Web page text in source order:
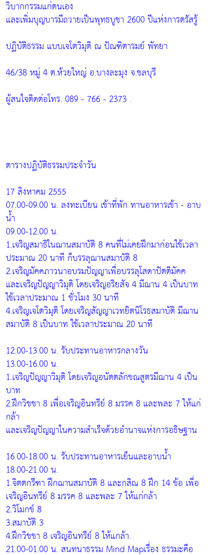
วิบากกรรมแก่ตนเอง
และเพิ่มบุญบารมีถวายเป็นพุทธบูชา 2600 ปีแห่งการตรัสรู้
ปฏิบัติธรรม แบบเจโตวิมุติ ณ ปัณฑิตารมย์ พัทยา
46/38 หมู่ 4 ต.ห้วยใหญ่ อ.บางละมุง จ.ชลบุรี
ผู้สนใจติดต่อโทร. 089 - 766 - 2373 .
ตารางปฏิบัติธรรมประจำวัน
17 สิงหาคม 2555
07.00-09.00 น. ลงทะเบียน เข้าที่พัก ทานอาหารเช้า - อาบ
น้ำ
09.00-12.00 น.
1.เจริญสมาธิในฌานสมาบัติ 8 คนที่ไม่เคยฝึกมาก่อนใช้เวลา
ประมาณ 20 นาที ก็บรรลุฌานสมาบัติ 8
2.เจริญมัคคภาวนาอบรมปัญญาเพื่อบรรลุโสดาปัตติมัคค
และเจริญปัญญาวิมุติ โดยเจริญอริยสัจ 4 มีฌาน 4 เป็นบาท
ใช้เวลาประมาณ 1 ชั่วโมง 30 นาที
4.เจริญเจโตวิมุติ โดยเจริญสัญญาเวทยิตนิโรธสมาบัติ มีฌาน
สมาบัติ 8 เป็นบาท ใช้เวลาประมาณ 20 นาที
12.00-13.00 น. รับประทานอาหารกลางวัน
13.00-16.00 น.
1.เจริญปัญญาวิมุติ โดยเจริญอนัตตลักขณสูตรมีฌาน 4 เป็น
บาท
2.ฝึกวิชชา 8 เพื่อเจริญอินทรีย์ 8 มรรค 8 และพละ 7 ให้แก่
กล้า
และเจริญปัญญาในความสำเร็จด้วยอำนาจแห่งการอธิษฐาน
16.00-18.00 น. รับประทานอาหารเย็นและอาบน้ำ
18.00-21.00 น.
1.จิตตกรีฑา ฝึกฌานสมาบัติ 8 และกสิณ 8 ฝึก 14 ข้อ เพื่อ
เจริญอินทรีย์ 8 มรรค 8 และพละ 7 ให้แก่กล้า
2.วิโมกข์ 8
3.สมาบัติ 3
4.ฝึกวิชชา 8 เจริญอินทรีย์ 8 ให้แกล้า.
21.00-01.00 น. สนทนาธรรม Mind Mapเรื่อง ธรรมะคือ